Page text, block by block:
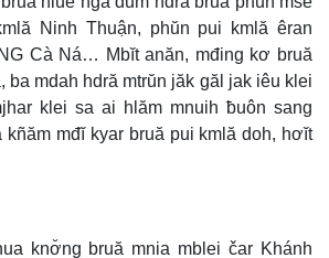
Ninh Thuận, phŭn pui kmlă êran
Cà Ná… Mbĭt anăn, mđing kơ bruă
ba mdah hdră mtrŭn jăk găl jak iêu klei
klei sa ai hlăm mnuih ƀuôn sang
kñăm mđĭ kyar bruă pui kmlă doh, hơĭt
knơ̆ng bruă mnia mblei čar Khánh